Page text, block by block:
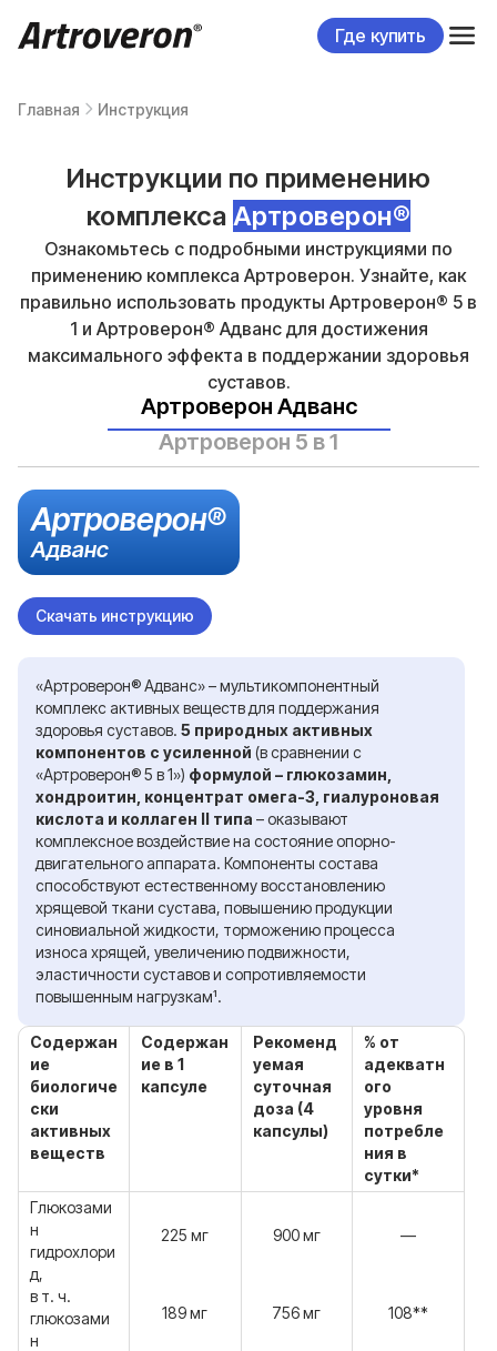
Где купить
Главная Инструкция
Инструкции по применению
комплекса Артроверон®
Ознакомьтесь с подробными инструкциями по
применению комплекса Артроверон. Узнайте, как
правильно использовать продукты Артроверон® 5 в
1 и Артроверон® Адванс для достижения
максимального эффекта в поддержании здоровья
суставов.
Артроверон Адванс
Артроверон 5 в 1
Артроверон®
Адванс
Скачать инструкцию
«Артроверон® Адванс» – мультикомпонентный
комплекс активных веществ для поддержания
здоровья суставов. 5 природных активных
компонентов с усиленной (в сравнении с
«Артроверон® 5 в 1») формулой – глюкозамин,
хондроитин, концентрат омега-3, гиалуроновая
кислота и коллаген II типа – оказывают
комплексное воздействие на состояние опорно-
двигательного аппарата. Компоненты состава
способствуют естественному восстановлению
хрящевой ткани сустава, повышению продукции
синовиальной жидкости, торможению процесса
износа хрящей, увеличению подвижности,
эластичности суставов и сопротивляемости
повышенным нагрузкам¹.
Содержан
ие
биологиче
ски
активных
веществ
Содержан
ие в 1
капсуле
Рекоменд
уемая
суточная
доза (4
капсулы)
% от
адекватн
ого
уровня
потребле
ния в
сутки*
Глюкозами
н
гидрохлори
д,
в т. ч.
глюкозами
н
225 мг
189 мг
900 мг
756 мг
—
108**